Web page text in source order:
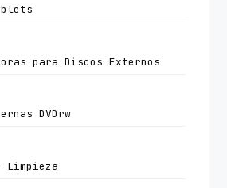
para Discos Externos
DVDrw
Limpieza